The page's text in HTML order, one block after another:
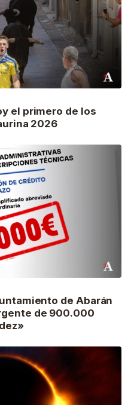
el primero de los
2026
de Abarán
de 900.000